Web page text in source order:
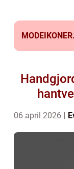
MODEIKONER.
06 april 2026